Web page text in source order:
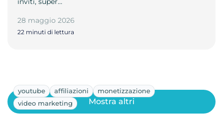
28 maggio 2026
22 minuti di lettura
youtube affiliazioni
monetizzazione
video marketing
Mostra altri